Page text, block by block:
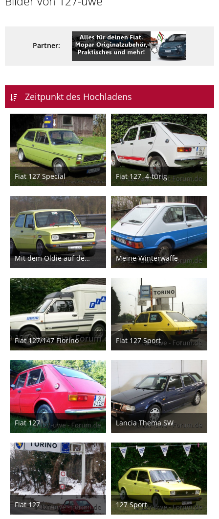
Partner:
Zeitpunkt des Hochladens
Fiat 127 Special
17. Juli 2022
4
Fiat 127, 4-türig
21. Dezember 2020
3
Mit dem Oldie auf dem Rundkurs
21. Dezember 2020
1
Meine Winterwaffe
20. Dezember 2020
Fiat 127/147 Fiorino
20. April 2014
1
Fiat 127 Sport
20. April 2014
1
Fiat 127
20. April 2014
Lancia Thema SW
20. April 2014
Fiat 127
2. März 2012
127 Sport
2. März 2012